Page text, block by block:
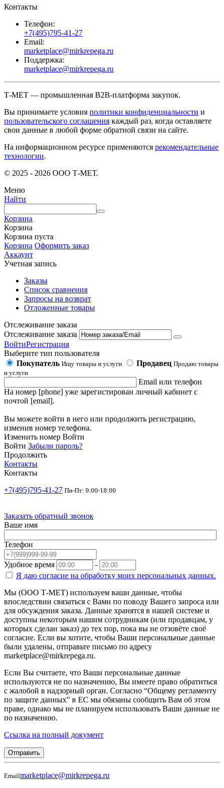
Контакты
Телефон:
+7(495)795-41-27
Email:
marketplace@mirkrepega.ru
Поддержка:
marketplace@mirkrepega.ru
Т-МЕТ — промышленная B2B-платформа закупок.
Вы принимаете условия политики конфиденциальности и
пользовательского соглашения каждый раз, когда оставляете
свои данные в любой форме обратной связи на сайте.
На информационном ресурсе применяются рекомендательные
технологии.
© 2025 - 2026 ООО Т-МЕТ.
Меню
Найти
Корзина
Корзина
Корзина пуста
Корзина Оформить заказ
Аккаунт
Учетная запись
Заказы
Список сравнения
Запросы на возврат
Отложенные товары
Отслеживание заказа
Отслеживание заказа
ВойтиРегистрация
Выберите тип пользователя
Покупатель Ищу товары и услуги Продавец Продаю товары
и услуги
Email или телефон
На номер [phone] уже зарегистирован личный кабинет с
почтой [email].
Вы можете войти в него или продолжить регистрацию,
изменив номер телефона.
Изменить номер Войти
Войти Забыли пароль?
Продолжить
Контакты
Контакты
+7(495)795-41-27 Пн-Пт: 9:00-18:00
Заказать обратный звонок
Ваше имя
Телефон
Удобное время
-
Я даю согласие на обработку моих персональных данных.
Мы (ООО Т-МЕТ) используем ваши данные, чтобы
впоследствии связаться с Вами по поводу Вашего запроса или
для обсуждения заказа. Данные хранятся в нашей системе и
доступны некоторым нашим сотрудникам (или продавцам, у
которых сделан заказ) до тех пор, пока вы не отзовёте своё
согласие. Если вы хотите, чтобы Ваши персональные данные
были удалены, отправьте письмо по адресу
marketplace@mirkrepega.ru.
Если Вы считаете, что Ваши персональные данные
используются не по назначению, Вы имеете право обратиться
с жалобой в надзорный орган. Согласно “Общему регламенту
по защите данных” в ЕС мы обязаны сообщить Вам об этом
праве, однако мы не планируем использовать Ваши данные не
по назначению.
Ссылка на полный документ
Отправить
Emailmarketplace@mirkrepega.ru